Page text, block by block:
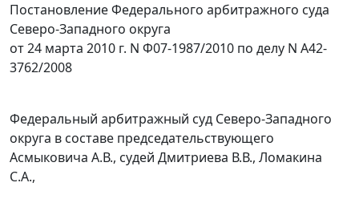
Постановление Федерального арбитражного суда
Северо-Западного округа
от 24 марта 2010 г. N Ф07-1987/2010 по делу N А42-
3762/2008
Федеральный арбитражный суд Северо-Западного
округа в составе председательствующего
Асмыковича А.В., судей Дмитриева В.В., Ломакина
С.А.,